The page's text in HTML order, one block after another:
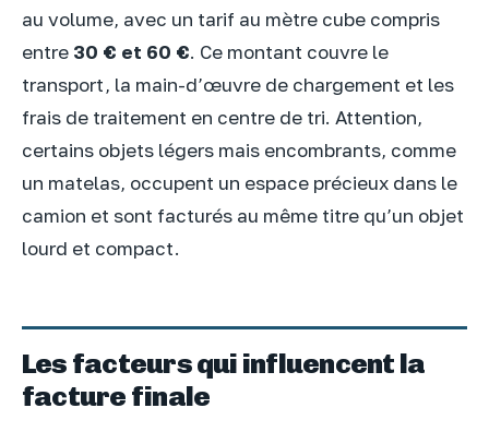
au volume, avec un tarif au mètre cube compris
entre 30 € et 60 €. Ce montant couvre le
transport, la main-d’œuvre de chargement et les
frais de traitement en centre de tri. Attention,
certains objets légers mais encombrants, comme
un matelas, occupent un espace précieux dans le
camion et sont facturés au même titre qu’un objet
lourd et compact.
Les facteurs qui influencent la
facture finale